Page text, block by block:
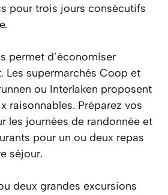
pour trois jours consécutifs
permet d’économiser
Les supermarchés Coop et
ou Interlaken proposent
raisonnables. Préparez vos
les journées de randonnée et
pour un ou deux repas
séjour.
deux grandes excursions